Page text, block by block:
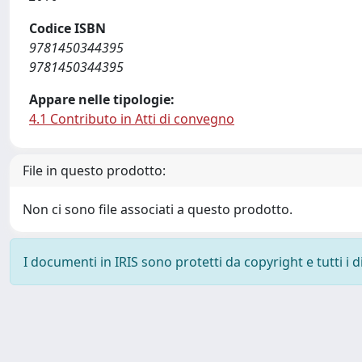
Codice ISBN
9781450344395
9781450344395
Appare nelle tipologie:
4.1 Contributo in Atti di convegno
File in questo prodotto:
Non ci sono file associati a questo prodotto.
I documenti in IRIS sono protetti da copyright e tutti i